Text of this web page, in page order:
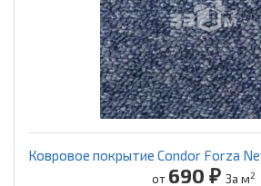
Ковровое покрытие Condor Forza
от 690 ₽ За м2